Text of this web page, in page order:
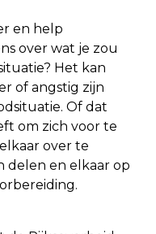
en help
over wat je zou
Het kan
of angstig zijn
Of dat
om zich voor te
over te
delen en elkaar op